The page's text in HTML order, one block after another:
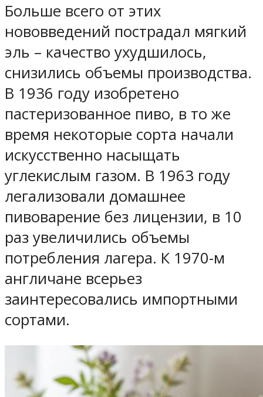
Больше всего от этих
нововведений пострадал мягкий
эль – качество ухудшилось,
снизились объемы производства.
В 1936 году изобретено
пастеризованное пиво, в то же
время некоторые сорта начали
искусственно насыщать
углекислым газом. В 1963 году
легализовали домашнее
пивоварение без лицензии, в 10
раз увеличились объемы
потребления лагера. К 1970-м
англичане всерьез
заинтересовались импортными
сортами.